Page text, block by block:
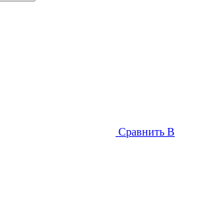
Сравнить В